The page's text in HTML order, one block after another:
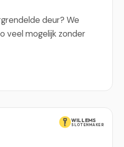
deur? We
veel mogelijk zonder
WILLEMS
SLOTENMAKER